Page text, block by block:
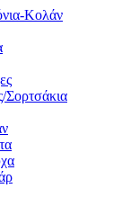
Κολάν
Σορτσάκια